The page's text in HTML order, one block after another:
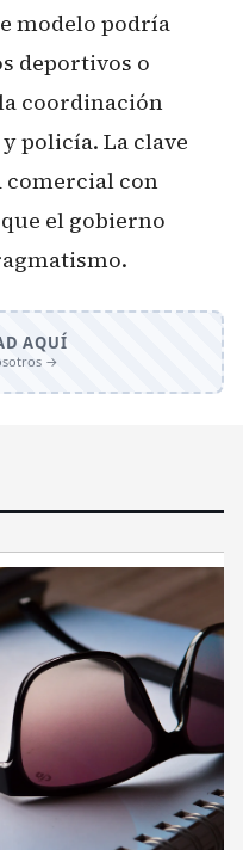
modelo podría
deportivos o
coordinación
policía. La clave
comercial con
el gobierno
AQUÍ
→